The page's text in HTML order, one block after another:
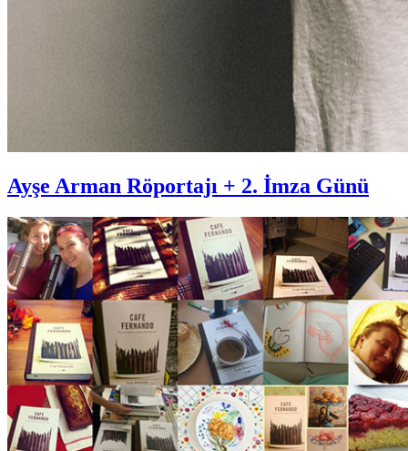
Ayşe Arman Röportajı + 2. İmza Günü